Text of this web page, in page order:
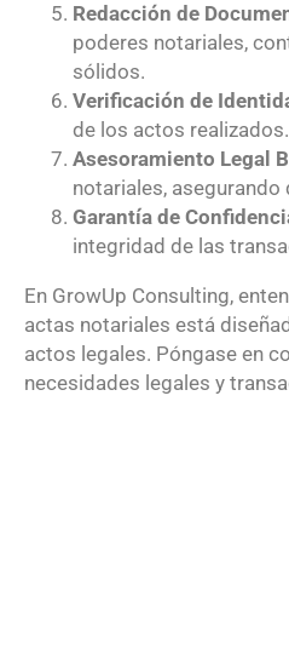
Redacción de
poderes notariales,
sólidos.
Verificación de
de los actos realizados.
Asesoramiento Legal
notariales,
Garantía de
integridad de las
En GrowUp Consulting,
actas notariales está
actos legales. Póngase en
necesidades legales y